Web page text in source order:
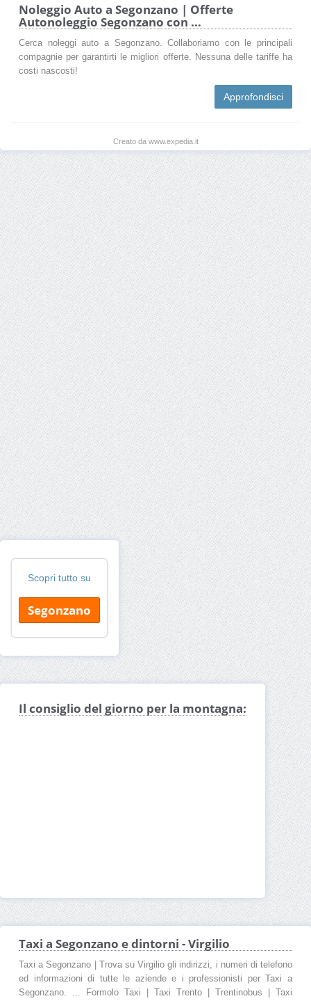
Noleggio Auto a Segonzano | Offerte
Autonoleggio Segonzano con ...
Cerca noleggi auto a Segonzano. Collaboriamo con le principali
compagnie per garantirti le migliori offerte. Nessuna delle tariffe ha
costi nascosti!
Approfondisci
Creato da www.expedia.it
Scopri tutto su
Segonzano
Il consiglio del giorno per la montagna:
Taxi a Segonzano e dintorni - Virgilio
Taxi a Segonzano | Trova su Virgilio gli indirizzi, i numeri di telefono
ed informazioni di tutte le aziende e i professionisti per Taxi a
Segonzano. ... Formolo Taxi | Taxi Trento | Trentinobus | Taxi